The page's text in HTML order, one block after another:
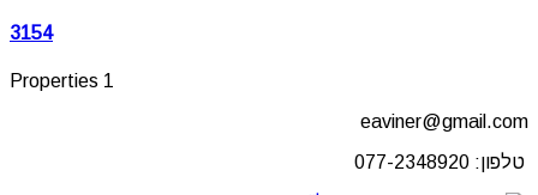
3154
1 Properties
eaviner@gmail.com
טלפון: 077-2348920